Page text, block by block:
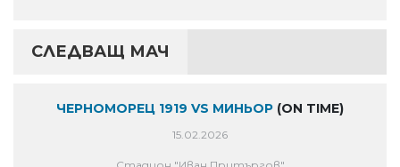
СЛЕДВАЩ МАЧ
ЧЕРНОМОРЕЦ 1919 VS МИНЬОР (ON TIME)
15.02.2026